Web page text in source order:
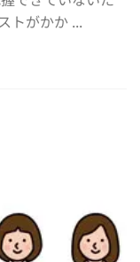
トがかか ...